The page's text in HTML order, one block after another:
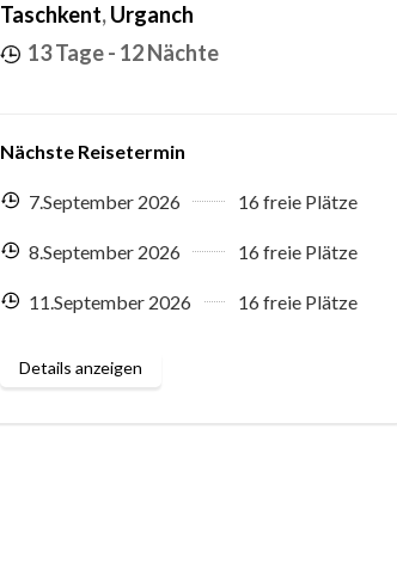
Taschkent,Urganch
13 Tage- 12 Nächte
Nächste Reisetermin
7.September 2026 16 freie Plätze
8.September 2026 16 freie Plätze
11.September 2026 16 freie Plätze
Details anzeigen